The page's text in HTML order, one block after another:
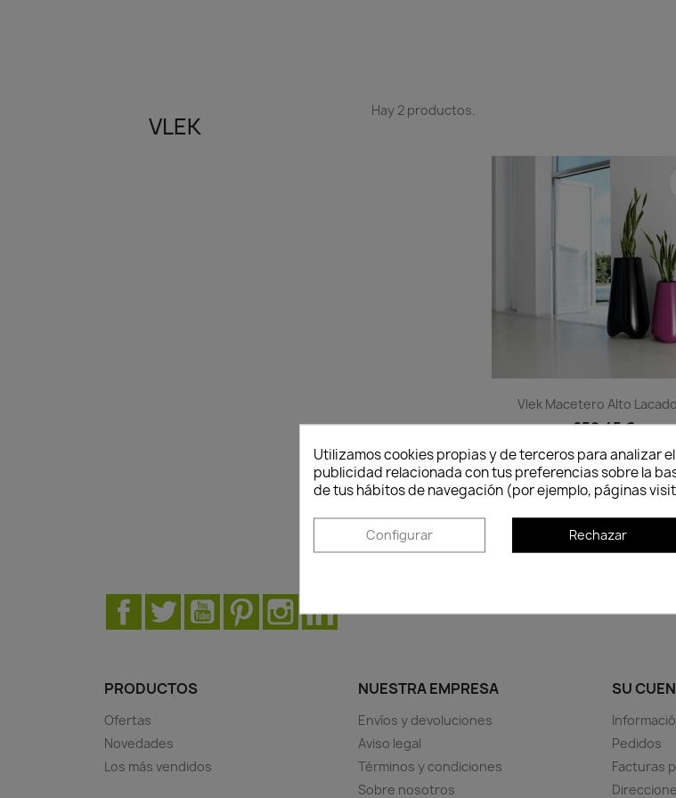
VLEK
Hay 2 productos.
Vlek Macetero Alto
659,45 €
Vista rápida
Mostrando 1-2 de 2 artículo(s)
Facebook
Twitter YouTubePinterest
PRODUCTOS
Ofertas
Novedades
Los más vendidos
NUESTRA EMPRESA
Envíos y devoluciones
Aviso legal
Términos y condiciones
Sobre nosotros
SU
Pedidos
Facturas
Utilizamos cookies propias y de terceros para analizar
publicidad relacionada con tus preferencias sobre la
de tus hábitos de navegación (por ejemplo, páginas
Configurar Rechazar